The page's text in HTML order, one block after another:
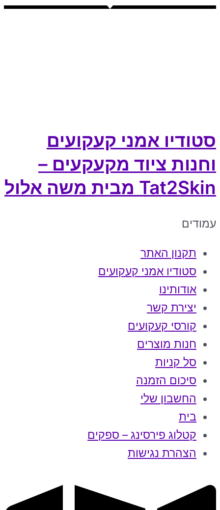
סטודיו אמני קעקועים
וחנות ציוד מקעקעים –
Tat2Skin מבית משה אלול
עמודים
תקנון האתר
סטודיו אמני קעקועים
אודותינו
יצירת קשר
קורסי קעקועים
חנות מוצרים
סל קניות
סיכום הזמנה
החשבון שלי
בית
קטלוג פירסינג – ספקים
הצהרת נגישות